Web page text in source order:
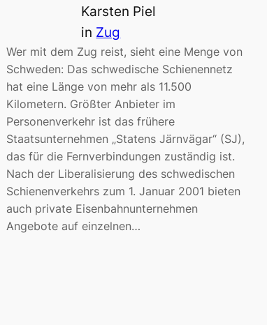
Karsten Piel
in Zug
Wer mit dem Zug reist, sieht eine Menge von
Schweden: Das schwedische Schienennetz
hat eine Länge von mehr als 11.500
Kilometern. Größter Anbieter im
Personenverkehr ist das frühere
Staatsunternehmen „Statens Järnvägar“ (SJ),
das für die Fernverbindungen zuständig ist.
Nach der Liberalisierung des schwedischen
Schienenverkehrs zum 1. Januar 2001 bieten
auch private Eisenbahnunternehmen
Angebote auf einzelnen…